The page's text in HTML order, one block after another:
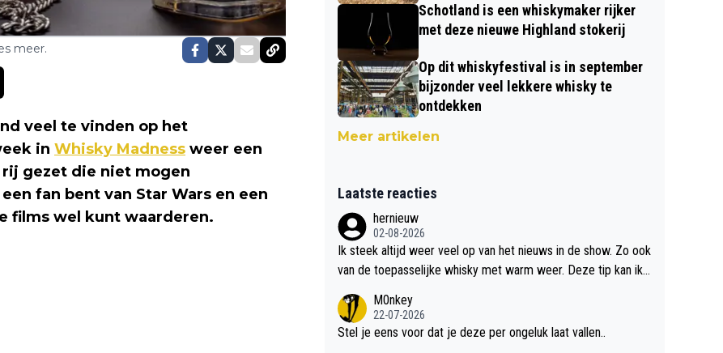
meer.
veel te vinden op het
in Whisky Madness weer een
gezet die niet mogen
fan bent van Star Wars en een
films wel kunt waarderen.
Schotland is een whiskymaker rijker
met deze nieuwe Highland stokerij
Op dit whiskyfestival is in september
bijzonder veel lekkere whisky te
ontdekken
Meer artikelen
Laatste reacties
hernieuw
02-08-2026
Ik steek altijd weer veel op van het nieuws in de show. Zo ook
van de toepasselijke whisky met warm weer. Deze tip kan ik
M0nkey
22-07-2026
Stel je eens voor dat je deze per ongeluk laat vallen..